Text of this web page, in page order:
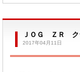
ＪＯＧ ＺＲ ク
2017年04月11日